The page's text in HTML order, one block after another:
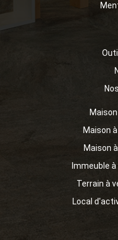
Maison
Maison
Immeuble
Terrain à
Local